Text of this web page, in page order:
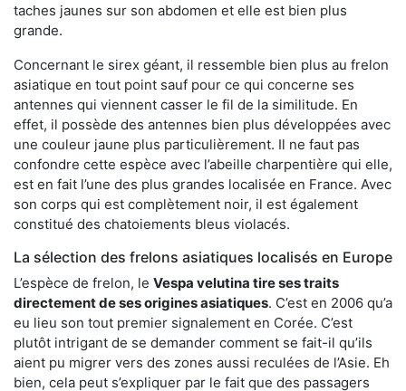
taches jaunes sur son abdomen et elle est bien plus
grande.
Concernant le sirex géant, il ressemble bien plus au frelon
asiatique en tout point sauf pour ce qui concerne ses
antennes qui viennent casser le fil de la similitude. En
effet, il possède des antennes bien plus développées avec
une couleur jaune plus particulièrement. Il ne faut pas
confondre cette espèce avec l’abeille charpentière qui elle,
est en fait l’une des plus grandes localisée en France. Avec
son corps qui est complètement noir, il est également
constitué des chatoiements bleus violacés.
La sélection des frelons asiatiques localisés en Europe
L’espèce de frelon, le Vespa velutina tire ses traits
directement de ses origines asiatiques. C’est en 2006 qu’a
eu lieu son tout premier signalement en Corée. C’est
plutôt intrigant de se demander comment se fait-il qu’ils
aient pu migrer vers des zones aussi reculées de l’Asie. Eh
bien, cela peut s’expliquer par le fait que des passagers